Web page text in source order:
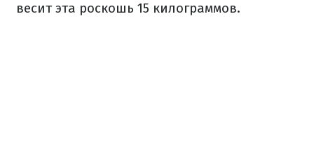
весит эта роскошь 15 килограммов.